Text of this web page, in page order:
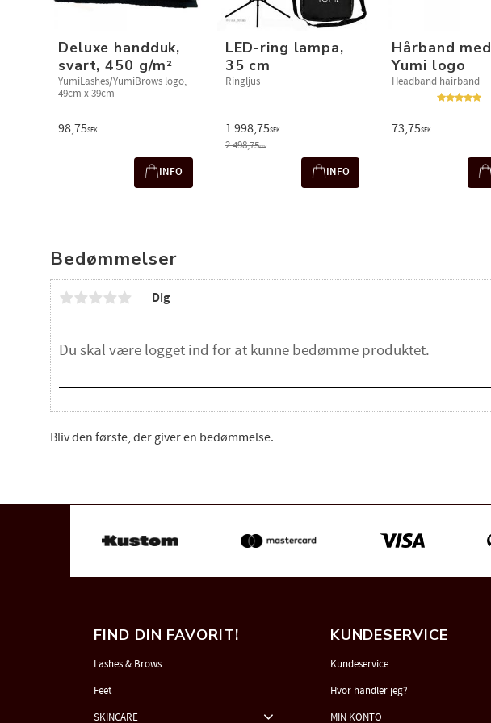
Bedømmelser
Dig
Bliv den første, der giver en bedømmelse.
Deluxe handduk,
svart, 450 g/m²
YumiLashes/YumiBrows logo,
49cm x 39cm
98,75SEK
INFO
LED-ring lampa,
35 cm
Ringljus
1 998,75SEK
2 498,75SEK
INFO
Hårband med
Yumi logo
Headband hairband
73,75SEK
FIND DIN FAVORIT!
Lashes & Brows
Feet
SKINCARE
KUNDESERVICE
Kundeservice
Hvor handler jeg?
MIN KONTO